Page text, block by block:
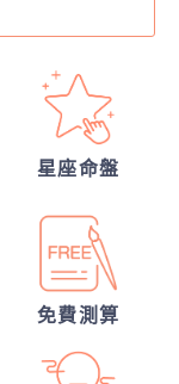
妻？批婚配指數
星座命盤
免費測算